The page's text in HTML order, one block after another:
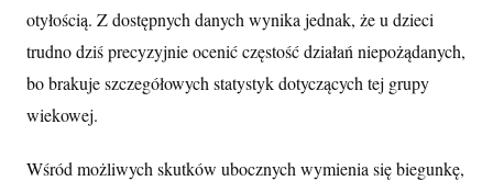
otyłością. Z dostępnych danych wynika jednak, że u dzieci
trudno dziś precyzyjnie ocenić częstość działań niepożądanych,
bo brakuje szczegółowych statystyk dotyczących tej grupy
wiekowej.
Wśród możliwych skutków ubocznych wymienia się biegunkę,